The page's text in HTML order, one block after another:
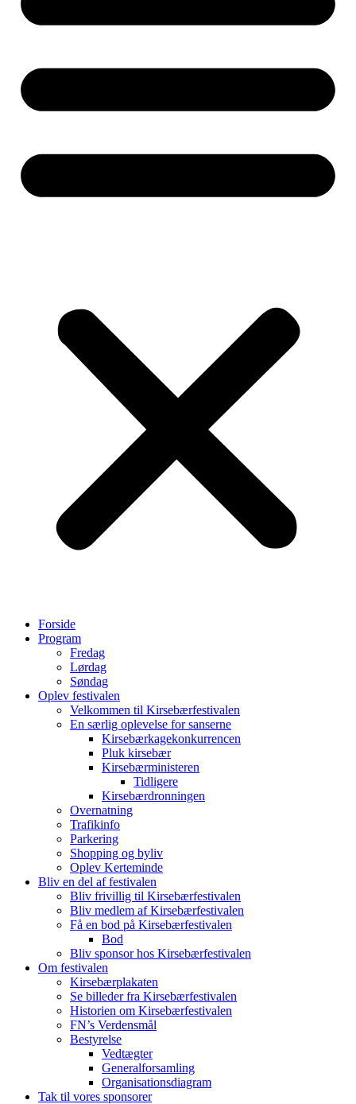
Forside
Program
Fredag
Lørdag
Søndag
Oplev festivalen
Velkommen til Kirsebærfestivalen
En særlig oplevelse for sanserne
Kirsebærkagekonkurrencen
Pluk kirsebær
Kirsebærministeren
Tidligere
Kirsebærdronningen
Overnatning
Trafikinfo
Parkering
Shopping og byliv
Oplev Kerteminde
Bliv en del af festivalen
Bliv frivillig til Kirsebærfestivalen
Bliv medlem af Kirsebærfestivalen
Få en bod på Kirsebærfestivalen
Bod
Bliv sponsor hos Kirsebærfestivalen
Om festivalen
Kirsebærplakaten
Se billeder fra Kirsebærfestivalen
Historien om Kirsebærfestivalen
FN’s Verdensmål
Bestyrelse
Vedtægter
Generalforsamling
Organisationsdiagram
Tak til vores sponsorer